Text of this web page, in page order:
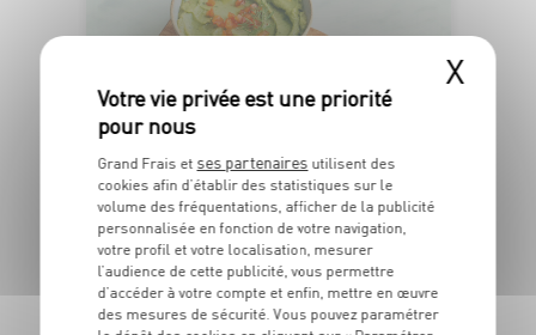
ÉLABORÉ EN
GUACAMOLE
OFFRE APP
2 €
59
X
Grand Frais et ses partenaires utilisent des
cookies afin d’établir des statistiques sur le
volume des fréquentations, afficher de la publicité
personnalisée en fonction de votre navigation,
votre profil et votre localisation, mesurer
l’audience de cette publicité, vous permettre
d’accéder à votre compte et enfin, mettre en œuvre
des mesures de sécurité. Vous pouvez paramétrer